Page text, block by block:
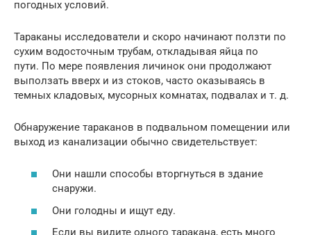
погодных условий.
Тараканы исследователи и скоро начинают ползти по
сухим водосточным трубам, откладывая яйца по
пути. По мере появления личинок они продолжают
выползать вверх и из стоков, часто оказываясь в
темных кладовых, мусорных комнатах, подвалах и т. д.
Обнаружение тараканов в подвальном помещении или
выход из канализации обычно свидетельствует:
Они нашли способы вторгнуться в здание
снаружи.
Они голодны и ищут еду.
Если вы видите одного таракана, есть много